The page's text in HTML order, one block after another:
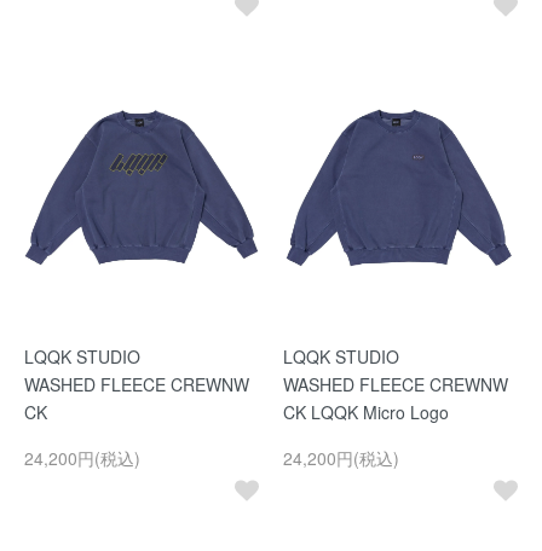
LQQK STUDIO
WASHED FLEECE CREWNW
CK
24,200円(税込)
LQQK STUDIO
WASHED FLEECE CREWNW
CK LQQK Micro Logo
24,200円(税込)